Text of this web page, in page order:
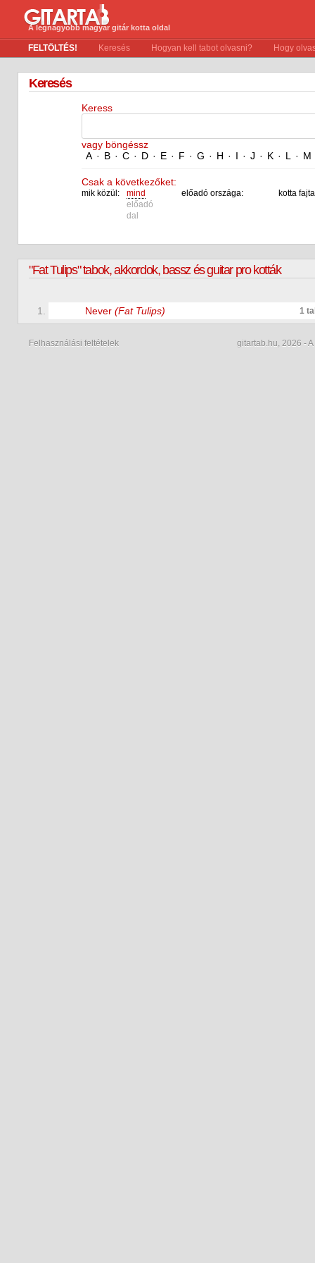
A legnagyobb magyar gitár kotta oldal
FELTÖLTÉS! Keresés Hogyan kell tabot olvasni? Hogy
Keresés
Keress
vagy böngéssz
A · B · C · D · E · F · G · H · I · J · K · L · M
Csak a következőket:
mik közül:
mind
előadó
dal
előadó országa: kotta
"Fat Tulips" tabok, akkordok, bassz és guitar pro kották
1. Never (Fat Tulips) 1
Felhasználási feltételek gitartab.hu, 2026 -